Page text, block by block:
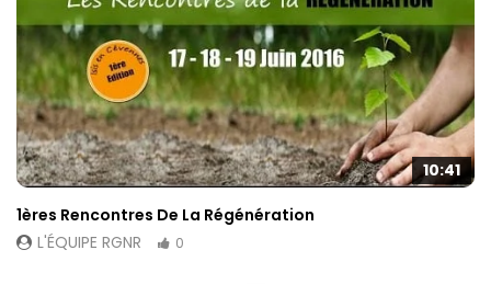
10:41
1ères Rencontres De La Régénération
L'ÉQUIPE RGNR
0